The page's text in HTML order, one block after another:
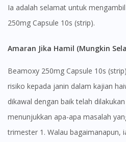
Ia adalah selamat untuk
250mg Capsule 10s (strip).
Amaran Jika Hamil (Mungkin
Beamoxy 250mg Capsule 10s
risiko kepada janin dalam kajian
dikawal dengan baik telah
menunjukkan apa-apa masalah
trimester 1. Walau bagaimanapun,